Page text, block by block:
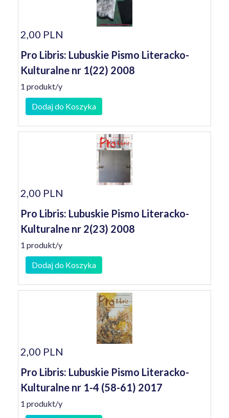
2,00 PLN
Pro Libris: Lubuskie Pismo Literacko-
Kulturalne nr 1(22) 2008
1 produkt/y
Dodaj do Koszyka
2,00 PLN
Pro Libris: Lubuskie Pismo Literacko-
Kulturalne nr 2(23) 2008
1 produkt/y
Dodaj do Koszyka
2,00 PLN
Pro Libris: Lubuskie Pismo Literacko-
Kulturalne nr 1-4 (58-61) 2017
1 produkt/y